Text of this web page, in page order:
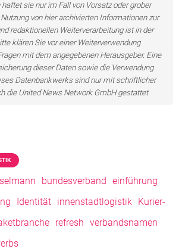
sie nur im Fall von Vorsatz oder grober
von hier archivierten Informationen zur
redaktionellen Weiterverarbeitung ist in der
klären Sie vor einer Weiterverwendung
mit dem angegebenen Herausgeber. Eine
dieser Daten sowie die Verwendung
Datenbankwerks sind nur mit schriftlicher
die United News Network GmbH gestattet.
bundesverband
einführung
Identität innenstadtlogistik
Kurier-
refresh verbandsnamen